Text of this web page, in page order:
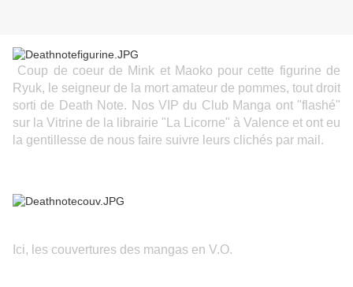
Coup de coeur de Mink et Maoko pour cette figurine de
Ryuk, le seigneur de la mort amateur de pommes, tout droit
sorti de Death Note. Nos VIP du Club Manga ont "flashé"
sur la Vitrine de la librairie "La Licorne" à Valence et ont eu
la gentillesse de nous faire suivre leurs clichés par mail.
Ici, les couvertures des mangas en V.O.